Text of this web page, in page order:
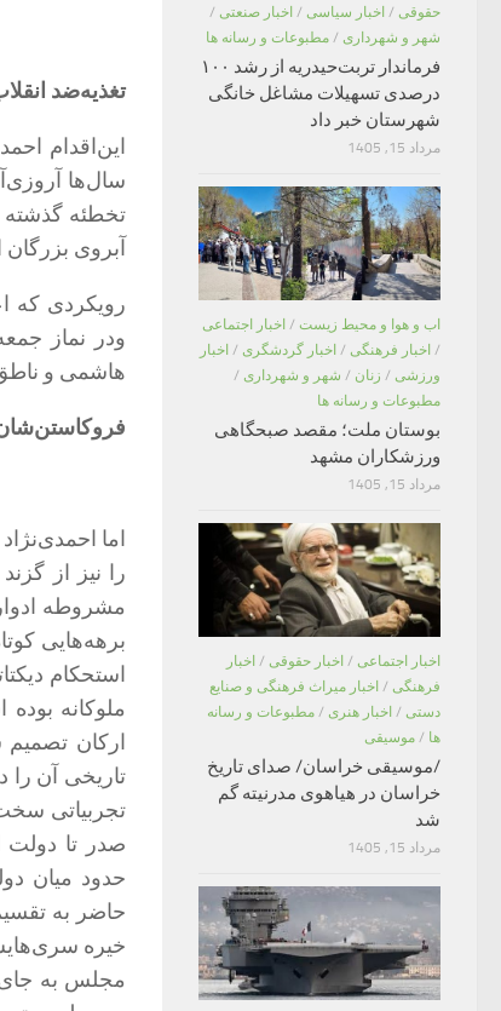
تغذیه‌ضد
این‌اقدام
سال‌ها
تخطئه گذشته
آبروی
رویکردی که
ودر نماز
هاشمی و
اما
را نیز از
مشروطه
برهه‌هایی
استحکام
ملوکانه
ارکان
تاریخی آن
تجربیاتی
صدر تا دولت
حدود میان
حاضر به
خیره
مجلس به جای
حقوقی / اخبار سیاسی / اخبار صنعتی /
شهر و شهرداری / مطبوعات و رسانه ها
فرماندار تربت‌حیدریه از رشد ۱۰۰
درصدی تسهیلات مشاغل خانگی
شهرستان خبر داد
مرداد 15, 1405
اب و هوا و محیط زیست / اخبار اجتماعی
/ اخبار فرهنگی / اخبار گردشگری / اخبار
ورزشی / زنان / شهر و شهرداری /
مطبوعات و رسانه ها
بوستان ملت؛ مقصد صبحگاهی
ورزشکاران مشهد
مرداد 15, 1405
اخبار اجتماعی / اخبار حقوقی / اخبار
فرهنگی / اخبار میراث فرهنگی و صنایع
دستی / اخبار هنری / مطبوعات و رسانه
ها / موسیقی
/موسیقی خراسان/ صدای تاریخ
خراسان در هیاهوی مدرنیته گم
شد
مرداد 15, 1405